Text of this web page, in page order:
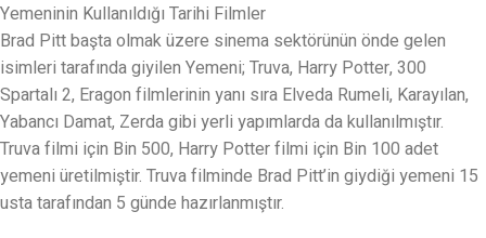
Yemeninin Kullanıldığı Tarihi Filmler
Brad Pitt başta olmak üzere sinema sektörünün önde gelen
isimleri tarafında giyilen Yemeni; Truva, Harry Potter, 300
Spartalı 2, Eragon filmlerinin yanı sıra Elveda Rumeli, Karayılan,
Yabancı Damat, Zerda gibi yerli yapımlarda da kullanılmıştır.
Truva filmi için Bin 500, Harry Potter filmi için Bin 100 adet
yemeni üretilmiştir. Truva filminde Brad Pitt’in giydiği yemeni 15
usta tarafından 5 günde hazırlanmıştır.